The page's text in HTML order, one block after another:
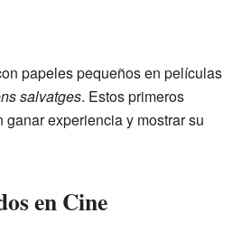
papeles pequeños en películas
salvatges. Estos primeros
experiencia y mostrar su
en Cine